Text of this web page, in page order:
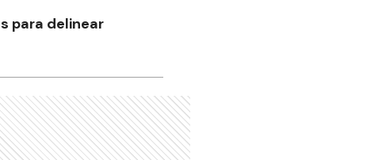
para delinear